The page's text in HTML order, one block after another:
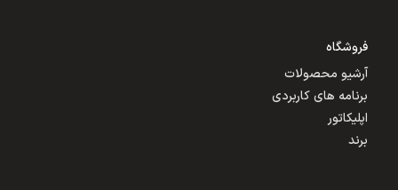
فروشگاه
آرشیو محصولات
برنامه های کاربردی
اپلیکاتور
برند